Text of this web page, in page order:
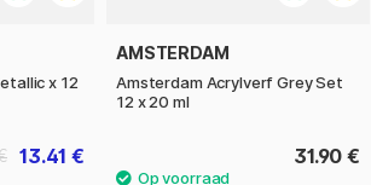
x 12
13.41 €
AMSTERDAM
Amsterdam Acrylverf Grey Set
12 x 20 ml
31.90 €